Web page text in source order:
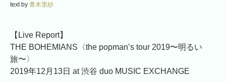
text by 青木里紗
【Live Report】
THE BOHEMIANS〈the popman’s tour 2019〜明るい
旅〜〉
2019年12月13日 at 渋谷 duo MUSIC EXCHANGE